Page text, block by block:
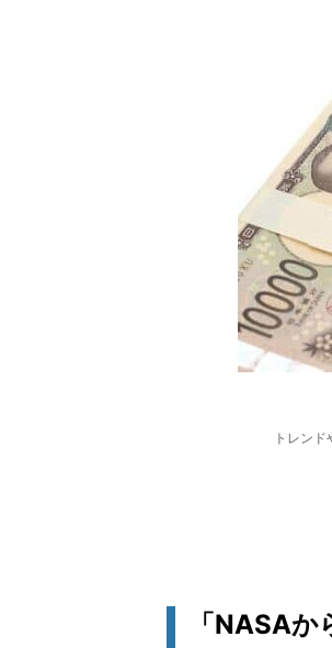
トレン
「NASA